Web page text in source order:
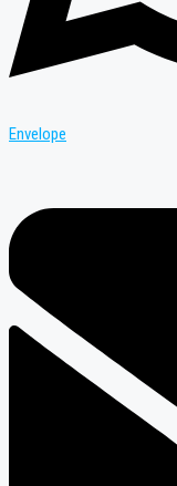
Envelope